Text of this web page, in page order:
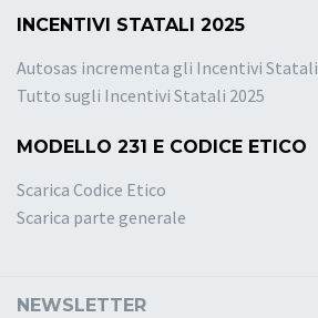
INCENTIVI STATALI 2025
Autosas incrementa gli Incentivi Statali
Tutto sugli Incentivi Statali 2025
MODELLO 231 E CODICE ETICO
Scarica Codice Etico
Scarica parte generale
NEWSLETTER